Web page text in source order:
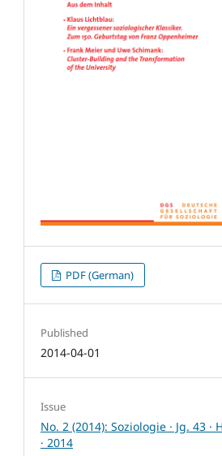
PDF (German)
Published
2014-04-01
Issue
No. 2 (2014): Soziologie · Jg. 43 ·
· 2014